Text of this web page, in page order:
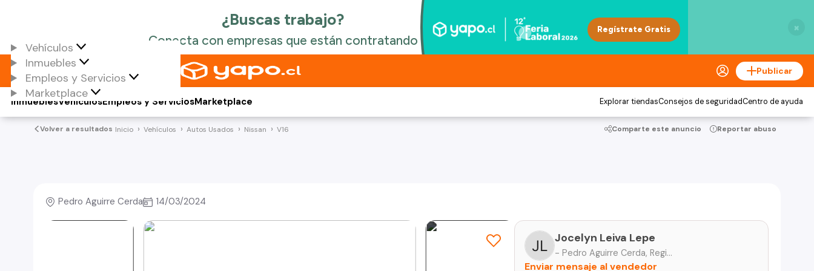
×
Vehículos
Inmuebles
Empleos y Servicios
Marketplace
Publicar
Vehículos
Inmuebles Empleos y ServiciosMarketplace Explorar tiendasConsejos de seguridadCentro de ayuda
Volver a resultados Inicio Vehículos Autos Usados Nissan V16 Comparte este anuncio Reportar abuso
Pedro Aguirre Cerda 14/03/2024
Jocelyn Leiva Lepe
- Pedro Aguirre Cerda, Región Metropolitana
Enviar mensaje al vendedor